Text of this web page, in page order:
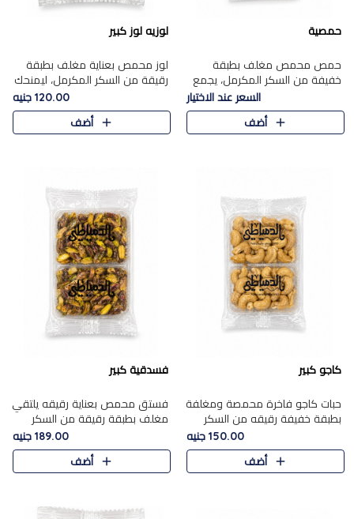
حمصية
حمص محمص مغلف بطبقة
خفيفة من السكر المكرمل، يجمع
بين القرمشة المميزة والطعم
الشرقي الأصيل في واحدة من أشهر
حلويات الموسم.
السعر عند الاختيار
أضف
لوزيه لوز كبير
لوز محمص بعناية مغلف بطبقة
رقيقة من السكر المكرمل، ليمنحك
قرمشة راقية ونكهة غنية تبرز
فخامة اللوز في كل قطعة.
120.00 جنيه
أضف
كاجو كبير
حبات كاجو فاخرة محمصة ومغلفة
بطبقة خفيفة رقيقه من السكر
المكرمل، تجمع بين توازن النعومة
زبدية غنية فاخرة والقرمشة
المرضية في حلوى شرقية بطاب..
150.00 جنيه
أضف
فسدقية كبير
فستق محمص بعناية رقيقه يلتقي
مغلف بطبقة رقيقة من السكر
المكرمل، ليقدم مذاقًا فاخرًا حلوي
شرقية فاخرة ونكهة غنية ناتي تميز
كل قطعة و قوام هش
189.00 جنيه
أضف